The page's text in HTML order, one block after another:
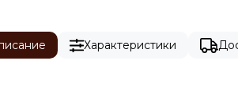
Характеристики